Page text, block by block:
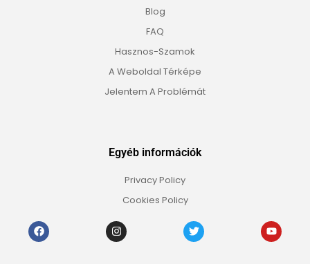
Blog
FAQ
Hasznos-Szamok
A Weboldal Térképe
Jelentem A Problémát
Egyéb információk
Privacy Policy
Cookies Policy